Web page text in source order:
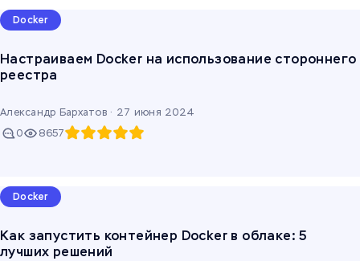
Docker
Настраиваем Docker на использование стороннего
реестра
Александр Бархатов · 27 июня 2024
0
8657
Docker
Как запустить контейнер Docker в облаке: 5
лучших решений